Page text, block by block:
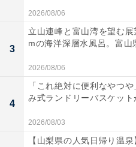
2026/08/06
3
立山連峰と富山湾を望む
mの海洋深層水風呂。富山
2026/08/06
4
「これ絶対に便利なやつ
み式ランドリーバスケット
2026/08/03
【山梨県の人気日帰り温